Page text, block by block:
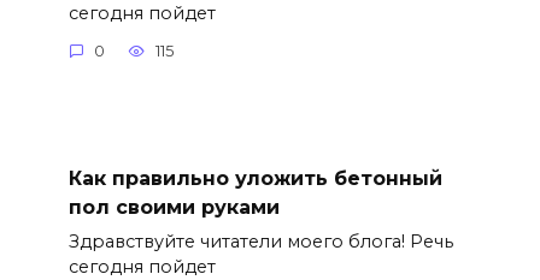
сегодня пойдет
0 115
Как правильно уложить бетонный
пол своими руками
Здравствуйте читатели моего блога! Речь
сегодня пойдет